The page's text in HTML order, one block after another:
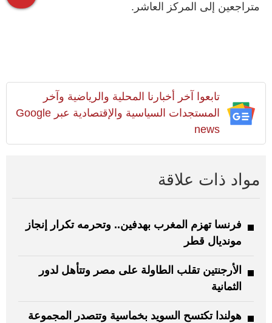
متراجعين إلى المركز العاشر.
تابعوا آخر أخبارنا المحلية والرياضية وآخر
المستجدات السياسية والإقتصادية عبر Google
news
مواد ذات علاقة
فرنسا تهزم المغرب بهدفين.. وتحرمه تكرار إنجاز
مونديال قطر
الأرجنتين تقلب الطاولة على مصر وتتأهل لدور
الثمانية
هولندا تكتسح السويد بخماسية وتتصدر المجموعة